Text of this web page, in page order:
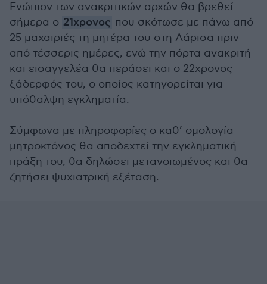
Ενώπιον των ανακριτικών αρχών θα βρεθεί
σήμερα ο 21χρονος που σκότωσε με πάνω από
25 μαχαιριές τη μητέρα του στη Λάρισα πριν
από τέσσερις ημέρες, ενώ την πόρτα ανακριτή
και εισαγγελέα θα περάσει και ο 22χρονος
ξάδερφός του, ο οποίος κατηγορείται για
υπόθαλψη εγκληματία.
Σύμφωνα με πληροφορίες ο καθ’ ομολογία
μητροκτόνος θα αποδεχτεί την εγκληματική
πράξη του, θα δηλώσει μετανοιωμένος και θα
ζητήσει ψυχιατρική εξέταση.